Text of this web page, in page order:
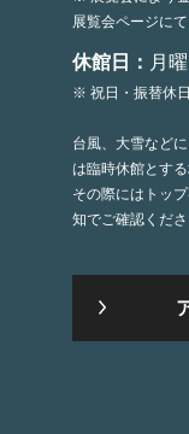
展覧会ページに
休館日： 月
※ 祝日・振替休
台風、大雪など
は臨時休館とする
その際にはトッ
知でご確認くださ